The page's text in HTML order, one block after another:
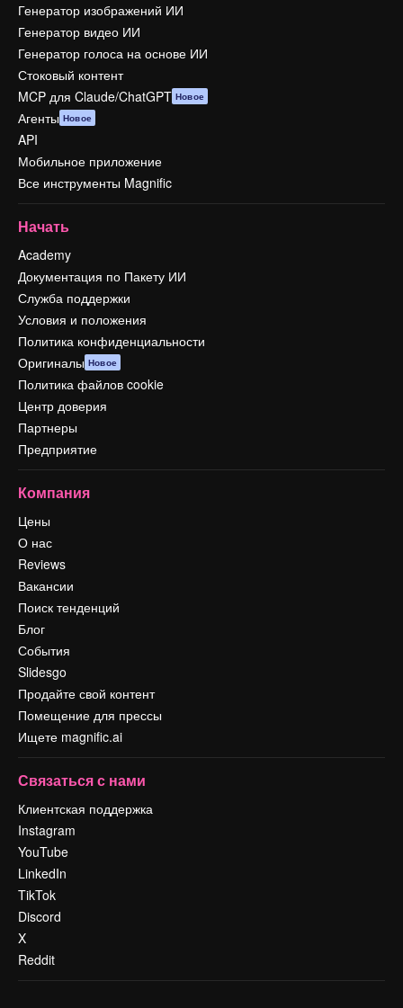
Генератор изображений ИИ
Генератор видео ИИ
Генератор голоса на основе ИИ
Стоковый контент
MCP для Claude/ChatGPT Новое
Агенты Новое
API
Мобильное приложение
Все инструменты Magnific
Начать
Academy
Документация по Пакету ИИ
Служба поддержки
Условия и положения
Политика конфиденциальности
Оригиналы Новое
Политика файлов cookie
Центр доверия
Партнеры
Предприятие
Компания
Цены
О нас
Reviews
Вакансии
Поиск тенденций
Блог
События
Slidesgo
Продайте свой контент
Помещение для прессы
Ищете magnific.ai
Связаться с нами
Клиентская поддержка
Instagram
YouTube
LinkedIn
TikTok
Discord
X
Reddit